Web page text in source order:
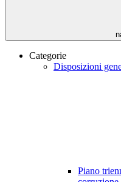
Categorie
Disposizioni
Piano